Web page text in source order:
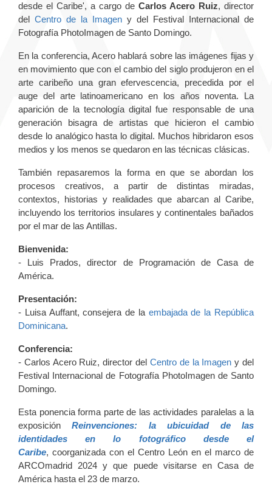
desde el Caribe', a cargo de Carlos Acero Ruiz, director
del Centro de la Imagen y del Festival Internacional de
Fotografía PhotoImagen de Santo Domingo.
En la conferencia, Acero hablará sobre las imágenes fijas y
en movimiento que con el cambio del siglo produjeron en el
arte caribeño una gran efervescencia, precedida por el
auge del arte latinoamericano en los años noventa. La
aparición de la tecnología digital fue responsable de una
generación bisagra de artistas que hicieron el cambio
desde lo analógico hasta lo digital. Muchos hibridaron esos
medios y los menos se quedaron en las técnicas clásicas.
También repasaremos la forma en que se abordan los
procesos creativos, a partir de distintas miradas,
contextos, historias y realidades que abarcan al Caribe,
incluyendo los territorios insulares y continentales bañados
por el mar de las Antillas.
Bienvenida:
- Luis Prados, director de Programación de Casa de
América.
Presentación:
- Luisa Auffant, consejera de la embajada de la República
Dominicana.
Conferencia:
- Carlos Acero Ruiz, director del Centro de la Imagen y del
Festival Internacional de Fotografía PhotoImagen de Santo
Domingo.
Esta ponencia forma parte de las actividades paralelas a la
exposiciónReinvenciones: la ubicuidad de las
identidades en lo fotográfico desde el
Caribe, coorganizada con el Centro León en el marco de
ARCOmadrid 2024 y que puede visitarse en Casa de
América hasta el 23 de marzo.